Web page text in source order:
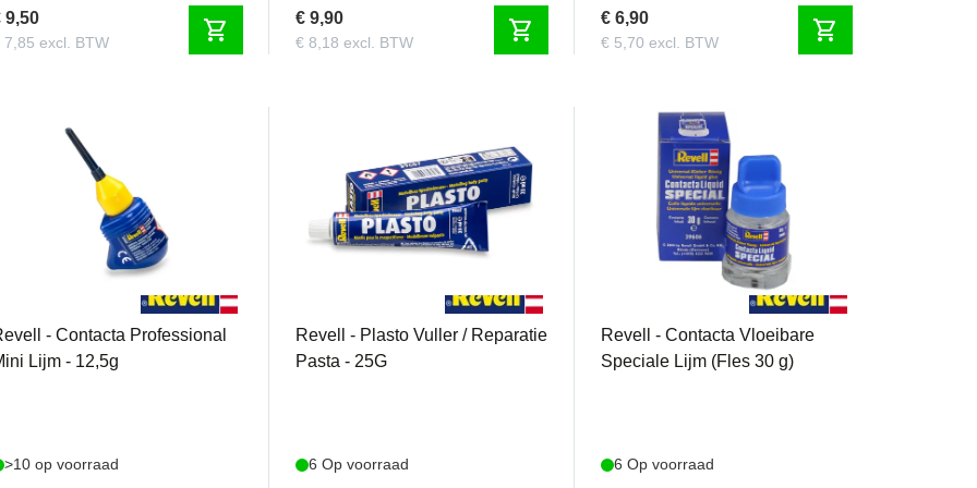
9,50
7,85 excl. BTW shopping_cart € 9,90
€ 8,18 excl. BTW shopping_cart € 6,90
€ 5,70 excl. BTW shopping_cart
- Contacta Professional
Lijm - 12,5g
>10 op voorraad
Revell - Plasto Vuller / Reparatie
Pasta - 25G
6 Op voorraad
REVELL396069090
Revell - Contacta Vloeibare
Speciale Lijm (Fles 30 g)
6 Op voorraad